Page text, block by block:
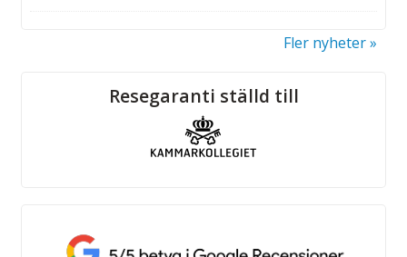
Fler nyheter
Sociala medierResegaranti ställd till